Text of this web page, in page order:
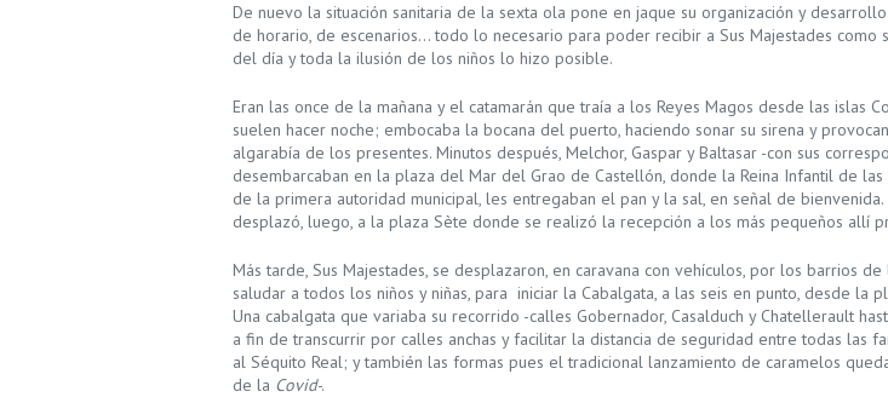
De nuevo la situación sanitaria de la sexta ola pone en jaque su organización y
de horario, de escenarios… todo lo necesario para poder recibir a Sus Majestades como
del día y toda la ilusión de los niños lo hizo posible.
Eran las once de la mañana y el catamarán que traía a los Reyes Magos desde las islas
suelen hacer noche; embocaba la bocana del puerto, haciendo sonar su sirena y
algarabía de los presentes. Minutos después, Melchor, Gaspar y Baltasar -con sus
desembarcaban en la plaza del Mar del Grao de Castellón, donde la Reina Infantil de las
de la primera autoridad municipal, les entregaban el pan y la sal, en señal de bienvenida.
desplazó, luego, a la plaza Sète donde se realizó la recepción a los más pequeños allí
Más tarde, Sus Majestades, se desplazaron, en caravana con vehículos, por los barrios
saludar a todos los niños y niñas, para iniciar la Cabalgata, a las seis en punto, desde la
Una cabalgata que variaba su recorrido -calles Gobernador, Casalduch y Chatellerault
a fin de transcurrir por calles anchas y facilitar la distancia de seguridad entre todas las
al Séquito Real; y también las formas pues el tradicional lanzamiento de caramelos
de la Covid-.